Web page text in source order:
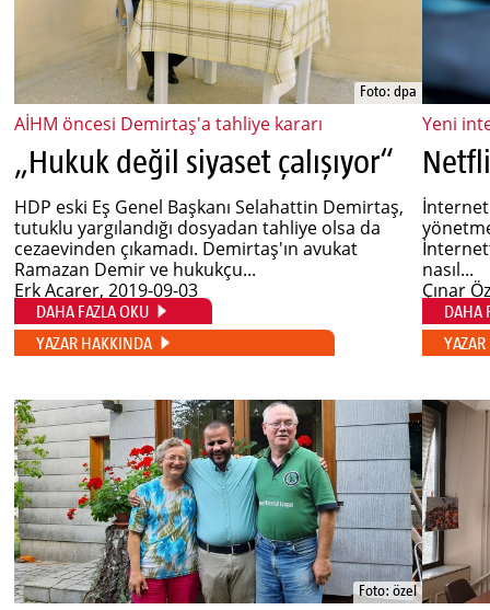
Foto: dpa
AİHM öncesi Demirtaş'a tahliye kararı
„Hukuk değil siyaset çalışıyor“
HDP eski Eş Genel Başkanı Selahattin Demirtaş,
tutuklu yargılandığı dosyadan tahliye olsa da
cezaevinden çıkamadı. Demirtaş'ın avukat
Ramazan Demir ve hukukçu...
Erk Acarer, 2019-09-03
DAHA FAZLA OKU
YAZAR HAKKINDA
Yeni
İnternet
nasıl...
Çınar
DAHA
Foto: özel